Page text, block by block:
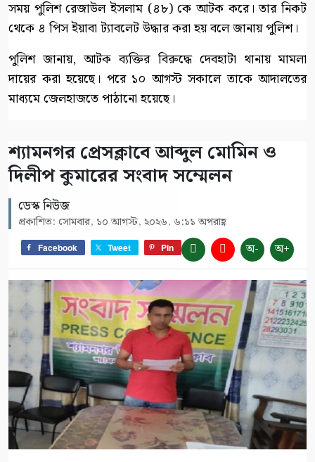
সময় পুলিশ রেজাউল ইসলাম (৪৮) কে আটক করে। তার নিকট
থেকে ৪ পিস ইয়াবা ট্যাবলেট উদ্ধার করা হয় বলে জানায় পুলিশ।
পুলিশ জানায়, আটক ব্যক্তির বিরুদ্ধে দেবহাটা থানায় মামলা
দায়ের করা হয়েছে। পরে ১০ আগস্ট সকালে তাকে আদালতের
মাধ্যমে জেলহাজতে পাঠানো হয়েছে।
শ্যামনগর প্রেসক্লাবে আব্দুল মোমিন ও
দিলীপ কুমারের সংবাদ সম্মেলন
ডেস্ক নিউজ
প্রকাশিত: সোমবার, ১০ আগস্ট, ২০২৬, ৬:১১ অপরাহ্ণ
Facebook Tweet Pin অ- অ+